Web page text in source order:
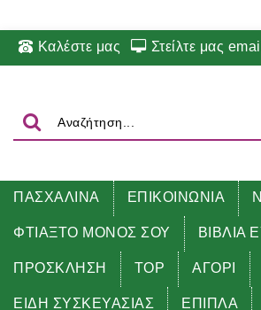
Καλέστε μας Στείλτε μας email
ΠΑΣΧΑΛΙΝΑ ΕΠΙΚΟΙΝΩΝΙΑ
ΦΤΙΑΞΤΟ ΜΟΝΟΣ ΣΟΥ ΒΙΒΛΙΑ
ΠΡΟΣΚΛΗΣΗ TOP ΑΓΟΡΙ
ΕΙΔΗ ΣΥΣΚΕΥΑΣΙΑΣ ΕΠΙΠΛΑ